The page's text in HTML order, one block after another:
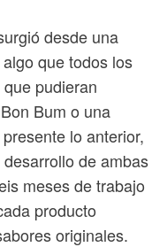
desde una
que todos los
pudieran
Bum o una
lo anterior,
de ambas
meses de trabajo
producto
originales.